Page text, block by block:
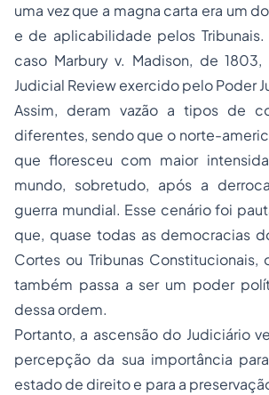
uma vez que a magna carta era um
e de aplicabilidade pelos
caso Marbury v. Madison, de
Judicial Reviewexercido pelo Poder
Assim, deram vazão a tipos de
diferentes, sendo que o norte-
que floresceu com maior
mundo, sobretudo, após a
guerra mundial. Esse cenário foi
que, quase todas as democracias
Cortes ou Tribunas Constitucionais,
também passa a ser um poder
dessa ordem.
Portanto, a ascensão do Judiciário
percepção da sua importância
estado de direito e para a